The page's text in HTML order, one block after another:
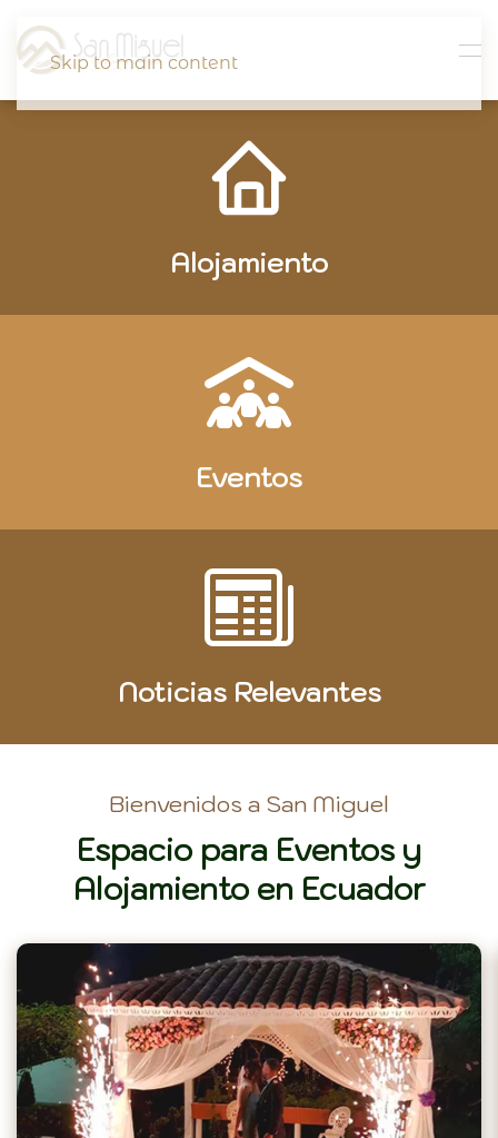
Skip to main content
Celebra tus Eventos
Contamos con seguridad y espacios adecuados
Estamos comprometidos en crear recuerdos
inolvidables
Disfruta tus Vacaciones
Alojamiento
Eventos
Noticias Relevantes
Bienvenidos a San Miguel
Espacio para Eventos y
Alojamiento en Ecuador